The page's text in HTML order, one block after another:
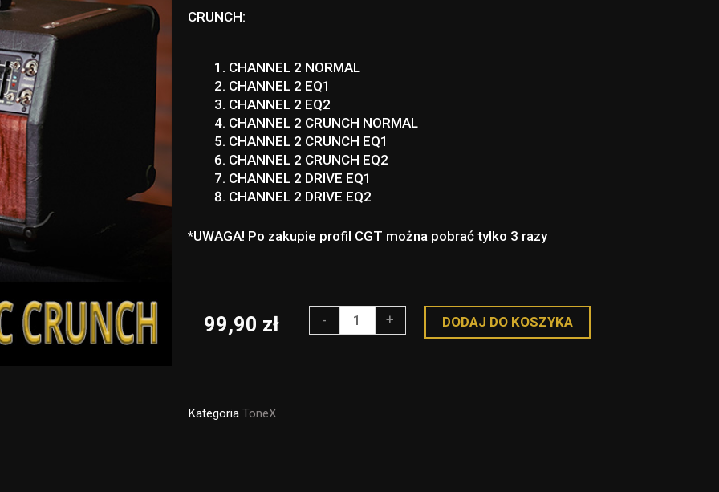
CRUNCH:
CHANNEL 2 NORMAL
CHANNEL 2 EQ1
CHANNEL 2 EQ2
CHANNEL 2 CRUNCH NORMAL
CHANNEL 2 CRUNCH EQ1
CHANNEL 2 CRUNCH EQ2
CHANNEL 2 DRIVE EQ1
CHANNEL 2 DRIVE EQ2
*UWAGA! Po zakupie profil CGT można pobrać tylko 3 razy
99,90 zł -
ilość
+ DODAJ DO KOSZYKA
Kategoria ToneX